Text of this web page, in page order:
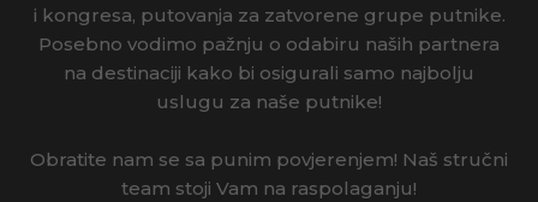
i kongresa, putovanja za zatvorene grupe putnike.
Posebno vodimo pažnju o odabiru naših partnera
na destinaciji kako bi osigurali samo najbolju
uslugu za naše putnike!
Obratite nam se sa punim povjerenjem! Naš stručni
team stoji Vam na raspolaganju!